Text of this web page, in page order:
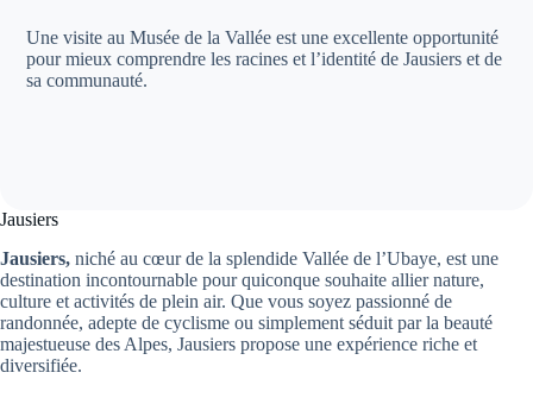
Une visite au Musée de la Vallée est une excellente opportunité
pour mieux comprendre les racines et l’identité de Jausiers et de
sa communauté.
Jausiers
Jausiers, niché au cœur de la splendide Vallée de l’Ubaye, est une
destination incontournable pour quiconque souhaite allier nature,
culture et activités de plein air. Que vous soyez passionné de
randonnée, adepte de cyclisme ou simplement séduit par la beauté
majestueuse des Alpes, Jausiers propose une expérience riche et
diversifiée.